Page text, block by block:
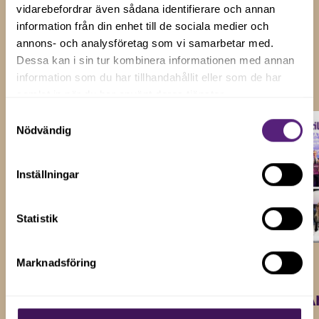
vidarebefordrar även sådana identifierare och annan
information från din enhet till de sociala medier och
annons- och analysföretag som vi samarbetar med.
Dessa kan i sin tur kombinera informationen med annan
information som du har tillhandahållit eller som de har
Nödvändig
Inställningar
Statistik
Marknadsföring
nyhetsbrev.
Visa alla
11 dec 2025
frukostseminarium
Prisutdelning -